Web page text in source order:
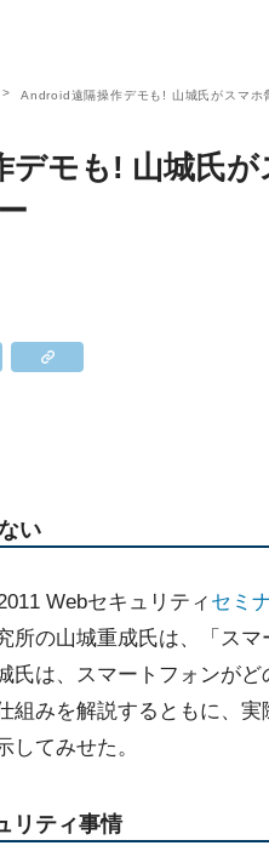
Android遠隔操作デモも! 山城氏がスマホ
モも! 山城氏が
い
Webセキュリティ セミ
所の山城重成氏は、「ス
氏は、スマートフォンが
組みを解説するともに、
してみせた。
リティ事情